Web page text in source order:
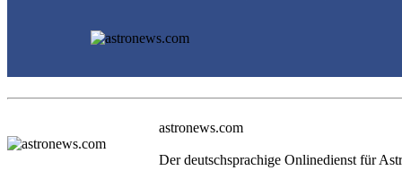
astronews.com
Der deutschsprachige Onlinedienst für